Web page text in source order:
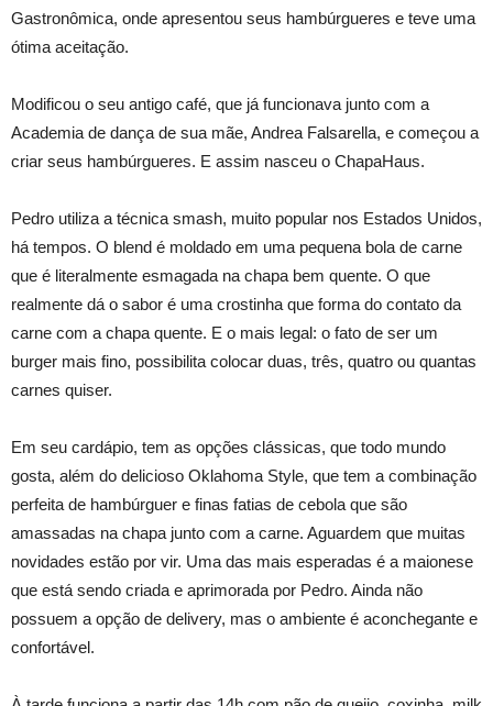
Gastronômica, onde apresentou seus hambúrgueres e teve uma
ótima aceitação.
Modificou o seu antigo café, que já funcionava junto com a
Academia de dança de sua mãe, Andrea Falsarella, e começou a
criar seus hambúrgueres. E assim nasceu o ChapaHaus.
Pedro utiliza a técnica smash, muito popular nos Estados Unidos,
há tempos. O blend é moldado em uma pequena bola de carne
que é literalmente esmagada na chapa bem quente. O que
realmente dá o sabor é uma crostinha que forma do contato da
carne com a chapa quente. E o mais legal: o fato de ser um
burger mais fino, possibilita colocar duas, três, quatro ou quantas
carnes quiser.
Em seu cardápio, tem as opções clássicas, que todo mundo
gosta, além do delicioso Oklahoma Style, que tem a combinação
perfeita de hambúrguer e finas fatias de cebola que são
amassadas na chapa junto com a carne. Aguardem que muitas
novidades estão por vir. Uma das mais esperadas é a maionese
que está sendo criada e aprimorada por Pedro. Ainda não
possuem a opção de delivery, mas o ambiente é aconchegante e
confortável.